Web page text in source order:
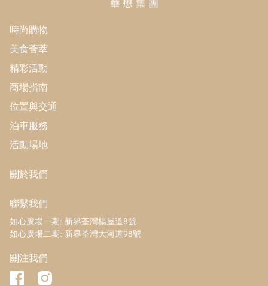
時尚購物
美食薈萃
精彩活動
商場指南
位置與交通
泊車服務
活動場地
關於我們
聯繫我們
如心廣場一期: 新界荃灣楊屋道8號
如心廣場二期: 新界荃灣大河道98號
關注我們